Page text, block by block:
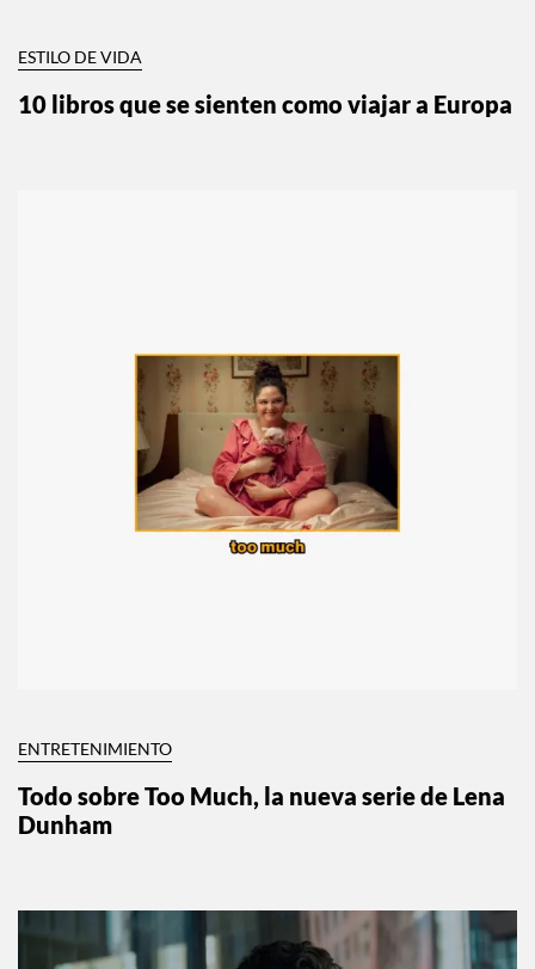
ESTILO DE VIDA
10 libros que se sienten como viajar a Europa
ENTRETENIMIENTO
Todo sobre Too Much, la nueva serie de Lena
Dunham